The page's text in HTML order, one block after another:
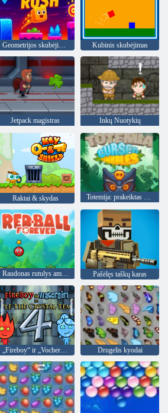
Geometrijos skubėjimas Kubinis skubėjimas
Jetpack magistras Inkų Nuotykių
Raktai & skydas Totemija: prakeiktas marmuras
Raudonas rutulys amžinai Pašėlęs taškų karas
„Fireboy“ ir „Vochergirl 4“: „Crystal Temple“ Drugelis kyodai